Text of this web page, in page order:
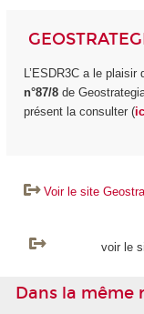
L’ESDR3C a le
n°87/8de
présent la consulter (
Voir le site
voir le
Dans la même